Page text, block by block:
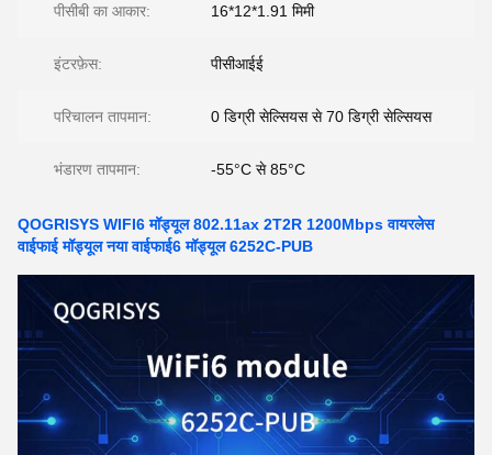
पीसीबी का आकार: 16*12*1.91 मिमी
इंटरफ़ेस: पीसीआईई
परिचालन तापमान: 0 डिग्री सेल्सियस से 70 डिग्री सेल्सियस
भंडारण तापमान: -55°C से 85°C
QOGRISYS WIFI6 मॉड्यूल 802.11ax 2T2R 1200Mbps वायरलेस
वाईफाई मॉड्यूल नया वाईफाई6 मॉड्यूल 6252C-PUB